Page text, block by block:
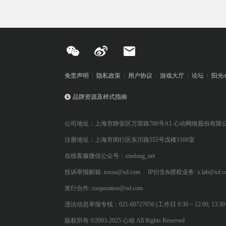
免责声明 隐私政策 用户协议 游戏大厅 论坛 阳光
品牌资源及样式指南
公司地址：上海市静安区万荣路700号A1 心动网络股份有限
注册地址：上海市闵行区东川路555号戊楼1166室
在线客服微信公众号：xindong_net
投诉举报邮箱: tousu@xd.com IP衍生&授权业务:
发行合作: cooperation@xd.com
违法信息举报专线：021-60727056 (工作日 9:30 ~ 12:00, 13:30
版权所有 ©2003-2025 心动 All Rights Reserved